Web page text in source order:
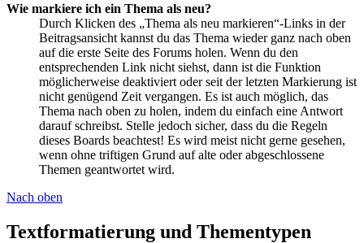
Wie markiere ich ein Thema als neu?
Durch Klicken des „Thema als neu markieren“-Links in der
Beitragsansicht kannst du das Thema wieder ganz nach oben
auf die erste Seite des Forums holen. Wenn du den
entsprechenden Link nicht siehst, dann ist die Funktion
möglicherweise deaktiviert oder seit der letzten Markierung ist
nicht genügend Zeit vergangen. Es ist auch möglich, das
Thema nach oben zu holen, indem du einfach eine Antwort
darauf schreibst. Stelle jedoch sicher, dass du die Regeln
dieses Boards beachtest! Es wird meist nicht gerne gesehen,
wenn ohne triftigen Grund auf alte oder abgeschlossene
Themen geantwortet wird.
Nach oben
Textformatierung und Thementypen